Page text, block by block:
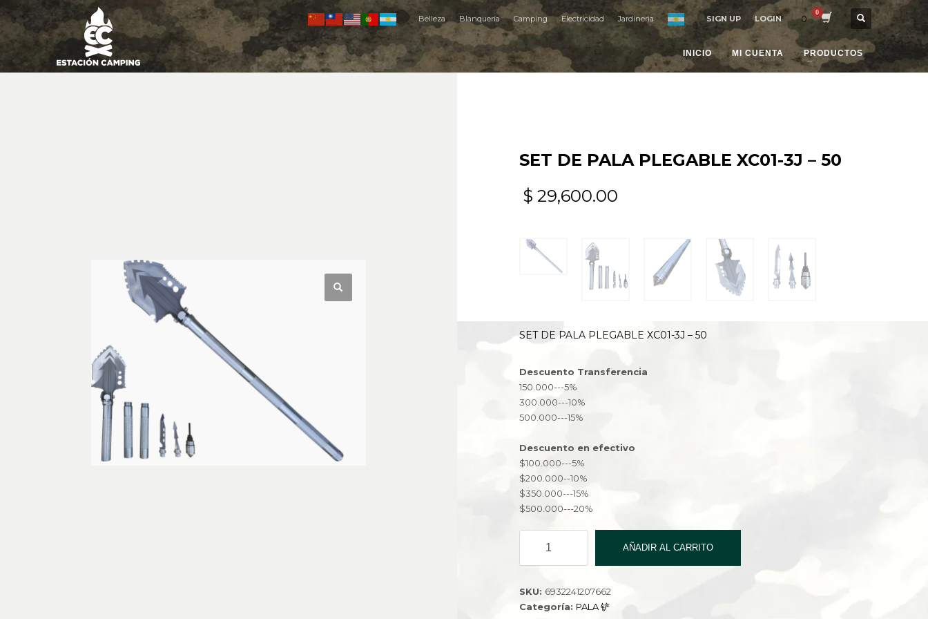
Belleza Blanquería Camping Electricidad Jardineria SIGN UP LOGIN 0
INICIO MI CUENTA PRODUCTOS
SET DE PALA PLEGABLE XC01-3J – 50
$ 29,600.00
SET DE PALA PLEGABLE XC01-3J – 50
Descuento Transferencia
150.000---5%
300.000---10%
500.000---15%
Descuento en efectivo
$100.000---5%
$200.000--10%
$350.000---15%
$500.000---20%
PALA
XC01-
3J
AÑADIR AL CARRITO
SKU: 6932241207662
Categoría: PALA 铲